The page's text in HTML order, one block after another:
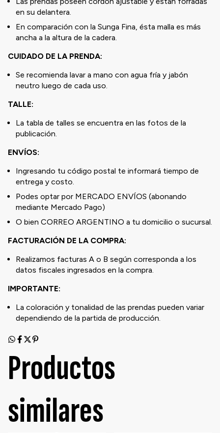
en su delantera.
En comparación con la Sunga Fina, ésta malla es más
ancha a la altura de la cadera.
CUIDADO DE LA PRENDA:
Se recomienda lavar a mano con agua fría y jabón
neutro luego de cada uso.
TALLE:
La tabla de talles se encuentra en las fotos de la
publicación.
ENVÍOS:
Ingresando tu código postal te informará tiempo de
entrega y costo.
Podes optar por MERCADO ENVÍOS (abonando
mediante Mercado Pago)
O bien CORREO ARGENTINO a tu domicilio o sucursal.
FACTURACIÓN DE LA COMPRA:
Realizamos facturas A o B según corresponda a los
datos fiscales ingresados en la compra.
IMPORTANTE:
La coloración y tonalidad de las prendas pueden variar
dependiendo de la partida de producción.
Productos
similares